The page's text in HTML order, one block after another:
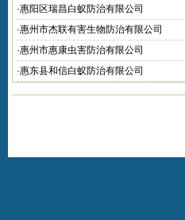
·惠阳区瑞昌白蚁防治有限公司
·惠州市杰联有害生物防治有限公司
·惠州市惠康虫害防治有限公司
·惠东县和信白蚁防治有限公司